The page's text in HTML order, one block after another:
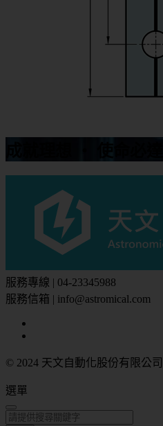
服務專線 | 04-23345988
服務信箱 | info@astromical.com
© 2024 天文自動化股份有限公
選單